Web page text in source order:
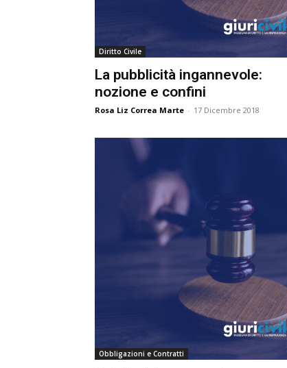
Diritto Civile
La pubblicità ingannevole:
nozione e confini
Rosa Liz Correa Marte - 17 Dicembre 2018
Obbligazioni e Contratti